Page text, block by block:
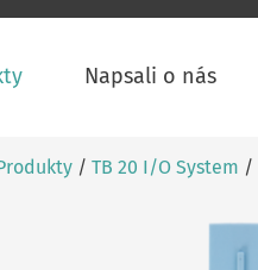
Napsali o nás
/TB 20 I/O System /